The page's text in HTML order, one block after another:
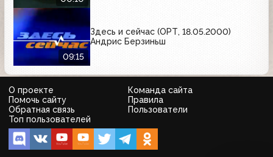
09:15
Здесь и сейчас (ОРТ, 18.05.2000)
Андрис Берзиньш
О проекте
Команда сайта
Помочь сайту
Правила
Обратная связь
Пользователи
Топ пользователей